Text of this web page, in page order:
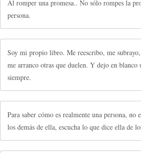
Al romper una promesa.. No sólo rompes la
persona.
Soy mi propio libro. Me reescribo, me
me arranco otras que duelen. Y dejo en blanco
siempre.
Para saber cómo es realmente una persona, no
los demás de ella, escucha lo que dice ella de